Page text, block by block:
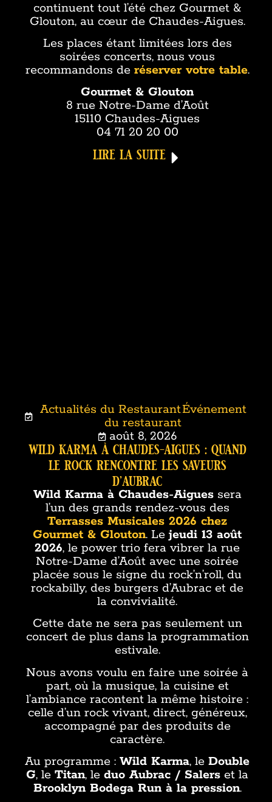
continuent tout l’été chez Gourmet &
Glouton, au cœur de Chaudes-Aigues.
Les places étant limitées lors des
soirées concerts, nous vous
recommandons de réserver votre table.
Gourmet & Glouton
8 rue Notre-Dame d’Août
15110 Chaudes-Aigues
04 71 20 20 00
lire la suite
Actualités du Restaurant, Événement
du restaurant
août 8, 2026
wild karma à chaudes-aigues : quand
le rock rencontre les saveurs
d’aubrac
Wild Karma à Chaudes-Aiguessera
l’un des grands rendez-vous des
Terrasses Musicales 2026 chez
Gourmet & Glouton. Lejeudi 13 août
2026, le power trio fera vibrer la rue
Notre-Dame d’Août avec une soirée
placée sous le signe du rock’n’roll, du
rockabilly, des burgers d’Aubrac et de
la convivialité.
Cette date ne sera pas seulement un
concert de plus dans la programmation
estivale.
Nous avons voulu en faire une soirée à
part, où la musique, la cuisine et
l’ambiance racontent la même histoire :
celle d’un rock vivant, direct, généreux,
accompagné par des produits de
caractère.
Au programme :Wild Karma, leDouble
G, leTitan, leduo Aubrac / Salers et la
Brooklyn Bodega Run à la pression.